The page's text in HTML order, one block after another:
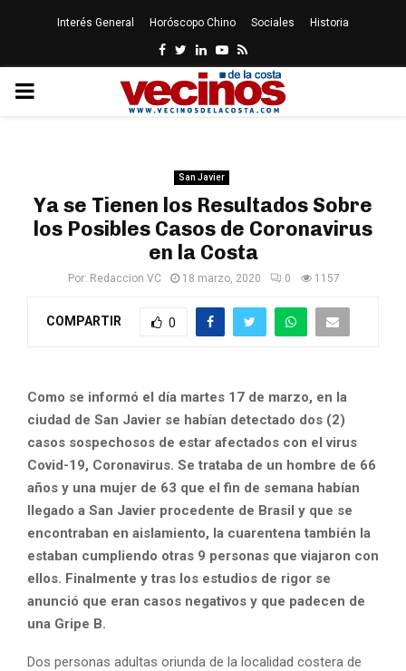
Interés General Horóscopo Chino Sociales Historia
Facebook
Twitter
LinkedinYoutube
Rss
PRIMARY
San Javier
Ya se Tienen los Resultados Sobre
los Posibles Casos de Coronavirus
en la Costa
Por: Redaccion VC 18 marzo, 2020 0 1157
COMPARTIR 0
Como se informó el día martes 17 de marzo, en la
ciudad de San Javier se habían detectado dos (2)
casos sospechosos de estar afectados con el virus
Covid-19, Coronavirus. Se trataba de un hombre de 66
años y una mujer de 63 que el fin de semana habían
llegado a San Javier procedente de Brasil y que se
encontraban en aislamiento, la cuarentena también la
estaban cumpliendo otras 9 personas que viajaron con
ellos. Finalmente y tras los estudios de rigor se
anunció que eran casos negativos y que padecen de
una Gripe B.
Dos personas adultas oriunda de la localidad costera de